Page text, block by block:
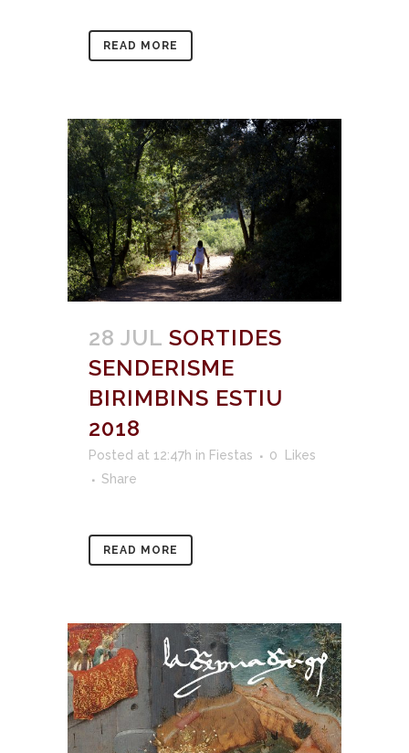
READ MORE
28 JUL SORTIDES
SENDERISME
BIRIMBINS ESTIU
2018
Posted at 12:47h in Fiestas 0
Likes
Share
READ MORE